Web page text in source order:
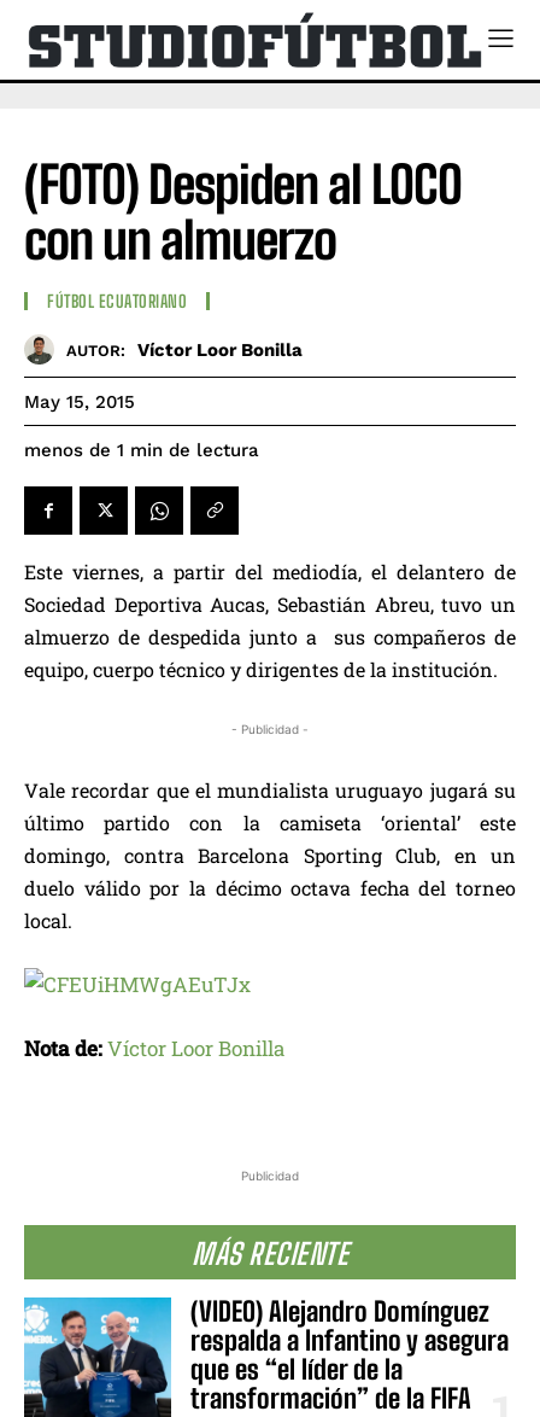
Publicidad
MÁS RECIENTE
(VIDEO) Alejandro Domínguez
respalda a Infantino y asegura
que es “el líder de la
transformación” de la FIFA
(FOTO) Despiden al LOCO
con un almuerzo
FÚTBOL ECUATORIANO
AUTOR: Víctor Loor Bonilla
May 15, 2015
menos de 1 min de lectura
Este viernes, a partir del mediodía, el delantero de
Sociedad Deportiva Aucas, Sebastián Abreu, tuvo un
almuerzo de despedida junto a sus compañeros de
equipo, cuerpo técnico y dirigentes de la institución.
- Publicidad -
Vale recordar que el mundialista uruguayo jugará su
último partido con la camiseta ‘oriental’ este
domingo, contra Barcelona Sporting Club, en un
duelo válido por la décimo octava fecha del torneo
local.
Nota de:Víctor Loor Bonilla